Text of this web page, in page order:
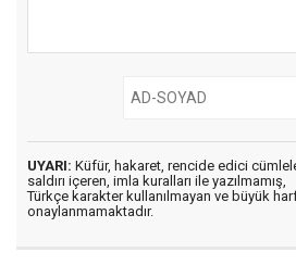
UYARI: Küfür, hakaret, rencide edici
saldırı içeren, imla kuralları ile yazılmamış,
Türkçe karakter kullanılmayan ve büyük
onaylanmamaktadır.